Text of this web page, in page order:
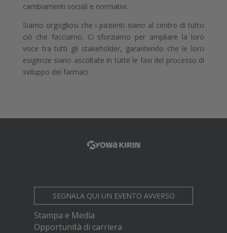
cambiamenti sociali e normativi.
Siamo orgogliosi che i pazienti siano al centro di tutto
ciò che facciamo. Ci sforziamo per ampliare la loro
voce tra tutti gli stakeholder, garantendo che le loro
esigenze siano ascoltate in tutte le fasi del processo di
sviluppo dei farmaci.
SEGNALA QUI UN EVENTO AVVERSO
Stampa e Media
Opportunità di carriera